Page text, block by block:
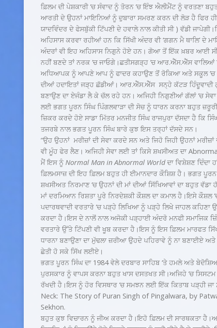
ਫ਼ਿਲਮ ਦੀ ਪੇਸ਼ਕਾਰੀ ‘ਚ ਸੰਵਾਦ ਨੂੰ ਤੋਰਨ ‘ਚ ਇੰਝ ਐਲੀਮੈਂਟ ਨੂੰ ਵਰਤਣਾ
ਆਰਤੀ ਦੇ ਉਹਨਾਂ ਮਾਇਨਿਆਂ ਨੂੰ ਦੁਬਾਰਾ ਸਮਰਣ ਕਰਨ ਦੀ ਲੋੜ ਹੈ ਫਿਰ
ਯਾਦਵਿੰਦਰ ਦੇ ਫੇਸਬੁੱਕੀ ਟਿੱਪਣੀ ਦੇ ਹਵਾਲੇ ਨਾਲ ਕੀਤੀ ਸੀ ) ਵੱਡੀ
ਅਹਿਸਾਸ ਕਰਵਾ ਰਹੀਆਂ ਹਨ ਕਿ ਸਿੱਖੀ ਅੰਦਰ ਵੀ ‘ਗਗਨ ਮੈ ਥਾਲਿ’ ਦੇ
ਅੰਦਰਾਂ ਵੀ ਇਹ ਅਹਿਸਾਸ ਨਿਗੁਨੇ ਹੋਏ ਹਨ। ਗੋਆ ਤੋਂ ਇੱਕ ਖ਼ਬਰ ਆਈ ਸੀ
ਨਹੀਂ ਬਣਦੇ ਤਾਂ ਨਰਕ ‘ਚ ਜਾਓਗੇ।ਛਤੀਸਗੜ੍ਹ ‘ਚ ਆਰ.ਐੱਸ.ਐੱਸ
ਅਧਿਆਪਕ ਨੂੰ ਆਪਣੇ ਆਪ ਨੂੰ ਫਾਦਰ ਕਹਾਉਣ ਤੋਂ ਰੋਕਿਆ ਅਤੇ ਸਕੂਲ ‘ਚ
ਦੀਆਂ ਹਦਾਇਤਾਂ ਜੜ੍ਹ ਛੱਡੀਆਂ। ਆਰ.ਐੱਸ.ਐੱਸ ਸਨ੍ਹੇ ਕੱਟੜ ਹਿੰਦੂਵਾਦੀ
ਬਣਾਉਣ ਦਾ ਏਜੰਡਾ ਲੈ ਕੇ ਚੱਲ ਰਹੇ ਹਨ। ਅਜਿਹੀ ਨਿਗੁਣੀਆਂ ਗੱਲਾਂ ‘ਚ
ਲਈ ਭਗਤ ਪੂਰਨ ਸਿੰਘ ਪਿੰਗਲਵਾੜਾ ਦੀ ਸੋਚ ਨੂੰ ਧਾਰਨ ਕਰਨਾ ਬਹੁਤ
ਜ਼ਿਕਰ ਕਰਦੇ ਹੋਏ ਸਾਡਾ ਮਿੱਤਰ ਮਨਜੀਤ ਸਿੰਘ ਰਾਜਪੁਰਾ ਦੱਸਦਾ ਹੈ ਕਿ
ਤਜਰਬੇ ਨਾਲ ਭਗਤ ਪੂਰਨ ਸਿੰਘ ਬਾਰੇ ਕੁਝ ਇਸ ਤਰ੍ਹਾਂ ਦੱਸਦੇ ਸਨ।
“ਉਹ ਉਹਨਾਂ ਮਰੀਜ਼ਾਂ ਦੀ ਸੇਵਾ ਕਰਦੇ ਸਨ ਅਤੇ ਜਿਹੋ ਜਿਹੀ ਉਹਨਾਂ
ਵੀ ਮੂੰਹ ਫੇਰ ਲੈਣ। ਅਜਿਹੀ ਸੇਵਾ ਲਈ ਤਾਂ ਕਿਸੇ ਸ਼ਖਸੀਅਤ ਦਾ
ਮੈਂ ਇਸ ਨੂੰ Normal Man in Abnormal Worldਦਾ ਵਿਸ਼ੇਸ਼ਣ ਦਿੰਦਾ
ਫ਼ਿਲਮਸਾਜ਼ ਦੀ ਇਹ ਫ਼ਿਲਮ ਬਹੁਤ ਹੀ ਈਮਾਨਦਾਰ ਕੌਸ਼ਿਸ਼ ਹੈ। ਭਗਤ
ਸ਼ਖਸੀਅਤ ਨਿਰਮਾਣ ‘ਚ ਉਹਨਾਂ ਦੀ ਮਾਂ ਦੀਆਂ ਸਿੱਖਿਆਵਾਂ ਦਾ ਬਹੁਤ
ਮਾਂ ਦਰਮਿਆਨ ਰਿਸ਼ਤਾ ਪੂਰੇ ਨਿਰਦੇਸ਼ਕੀ ਕੌਸ਼ਲ ਦਾ ਕਮਾਲ ਹੈ।ਇਸੇ ਕੌਸ਼ਲ
ਪਦਾਰਥਵਾਦੀ ਵਰਤਾਰੇ ‘ਚ ਪੜ੍ਹੇ ਲਿਖਿਆ ਨੂੰ ਪੜ੍ਹੇ ਲਿਖੇ ਜਾਹਲ
ਕਰਦਾ ਹੈ।ਇਸ ਦੇ ਨਾਲੋਂ ਨਾਲ ਅਜੋਕੀ ਪੜ੍ਹਾਈ ਅੰਦਰੋ ਮਨਫੀ ਸਮਾਜਿਕ
ਵਰਤਾਰੇ ਉੱਤੇ ਟਿੱਪਣੀ ਵੀ ਖੂਬ ਕਰਦਾ ਹੈ।ਇਸ ਨੂੰ ਇਸ ਫ਼ਿਲਮ ਮਾਰਫਤ
ਧਾਰਨਾ ਬਣਾਉਣਾ ਦਾ ਮੁੱਢਲਾ ਜ਼ਰੀਆ ਉਹਦੇ ਪਹਿਰਾਵੇ ਨੂੰ ਨਾ ਬਣਾਈਏ
ਛੇਤੀ ਹੋ ਸਕੇ ਸਿੱਖ ਲਈਏ।
ਭਗਤ ਪੂਰਨ ਸਿੰਘ ਦਾ 1984 ਵੇਲੇ ਦਰਬਾਰ ਸਾਹਿਬ ‘ਤੇ ਹਮਲੇ ਅਤੇ
ਪੁਰਸਕਾਰ ਨੂੰ ਵਾਪਸ ਕਰਨਾ ਬਹੁਤ ਖਾਸ ਦਸਤਖਤ ਸੀ।ਅਜਿਹੇ ‘ਚ
ਰੱਖਦੀ ਹੈ।ਇਸ ਨੂੰ ਹੋਰ ਵਿਸਥਾਰ ‘ਚ ਸਮਝਨ ਲਈ ਇੱਕ ਕਿਤਾਬ ਪੜ੍ਹੀ
Neck: The Story of Puran Singh of Pingalwara, by
Sekhon.
ਬਹੁਤ ਕੁਝ ਵਿਚਾਰਨ ਨੂੰ ਜੀਅ ਕਰਦਾ ਹੈ।ਇਹੋ ਫ਼ਿਲਮ ਦੀ ਸਾਰਥਕਤਾ